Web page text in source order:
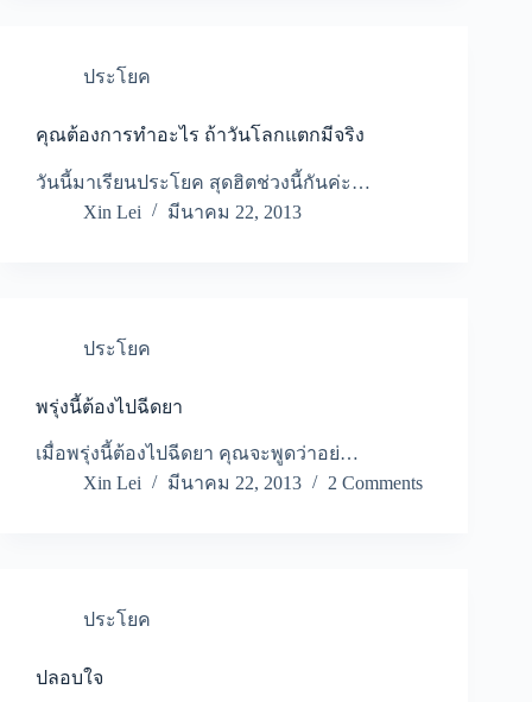
ประโยค
คุณต้องการทำอะไร ถ้าวันโลกแตกมีจริง
วันนี้มาเรียนประโยค สุดฮิตช่วงนี้กันค่ะ…
Xin Lei
มีนาคม 22, 2013
ประโยค
พรุ่งนี้ต้องไปฉีดยา
เมื่อพรุ่งนี้ต้องไปฉีดยา คุณจะพูดว่าอย่…
Xin Lei
มีนาคม 22, 2013 2 Comments
ประโยค
ปลอบใจ